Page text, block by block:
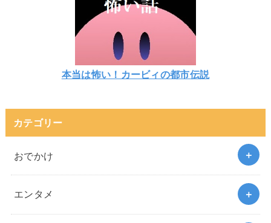
本当は怖い！カービィの都市伝説
カテゴリー
おでかけ
エンタメ